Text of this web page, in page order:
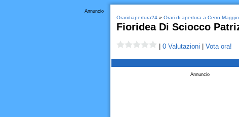
Annuncio
Oraridiapertura24» Orari di apertura a Cerro
Fioridea Di Sciocco
0 Valutazioni Vota ora!
Annuncio